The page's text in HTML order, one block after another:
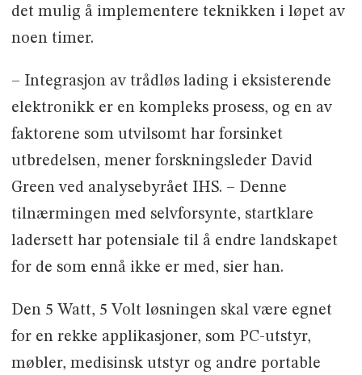
det mulig å implementere teknikken i løpet av
noen timer.
– Integrasjon av trådløs lading i eksisterende
elektronikk er en kompleks prosess, og en av
faktorene som utvilsomt har forsinket
utbredelsen, mener forskningsleder David
Green ved analysebyrået IHS. – Denne
tilnærmingen med selvforsynte, startklare
ladersett har potensiale til å endre landskapet
for de som ennå ikke er med, sier han.
Den 5 Watt, 5 Volt løsningen skal være egnet
for en rekke applikasjoner, som PC-utstyr,
møbler, medisinsk utstyr og andre portable